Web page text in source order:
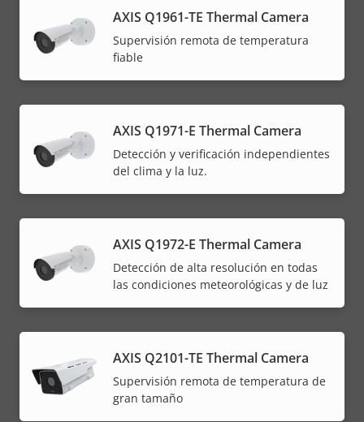
AXIS Q1961-TE Thermal Camera
Supervisión remota de temperatura
fiable
AXIS Q1971-E Thermal Camera
Detección y verificación independientes
del clima y la luz.
AXIS Q1972-E Thermal Camera
Detección de alta resolución en todas
las condiciones meteorológicas y de luz
AXIS Q2101-TE Thermal Camera
Supervisión remota de temperatura de
gran tamaño